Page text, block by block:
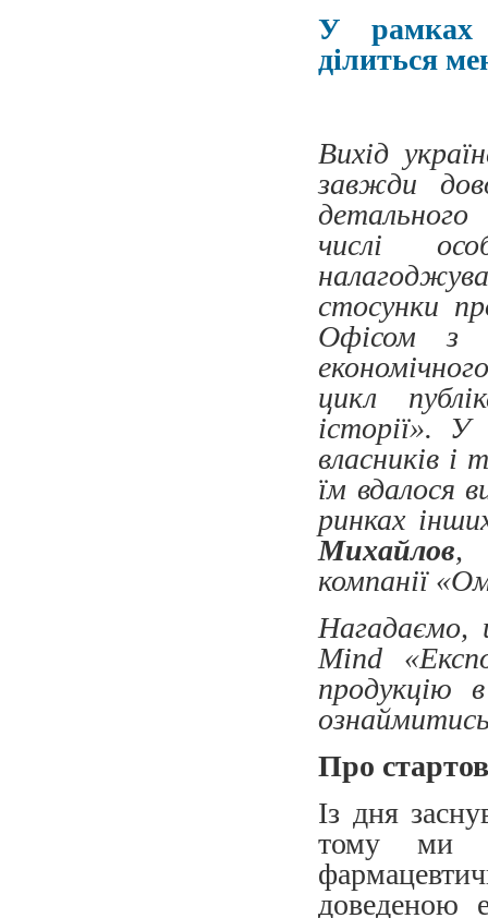
У рамках
ділиться
Вихід
завжди
числі
стосунки
Офісом з
цикл
історії». У
власників і
їм вдалося
ринках
Михайлов,
компанії
Нагадаємо,
Mind
продукцію
Про
Із дня
тому ми
доведеною